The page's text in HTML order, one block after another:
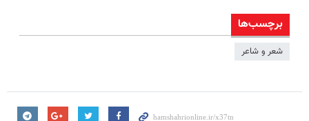
برچسب‌ها
شعر و شاعر